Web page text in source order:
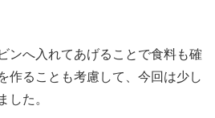
ンへ入れてあげることで食料も確
作ることも考慮して、今回は少し
した。